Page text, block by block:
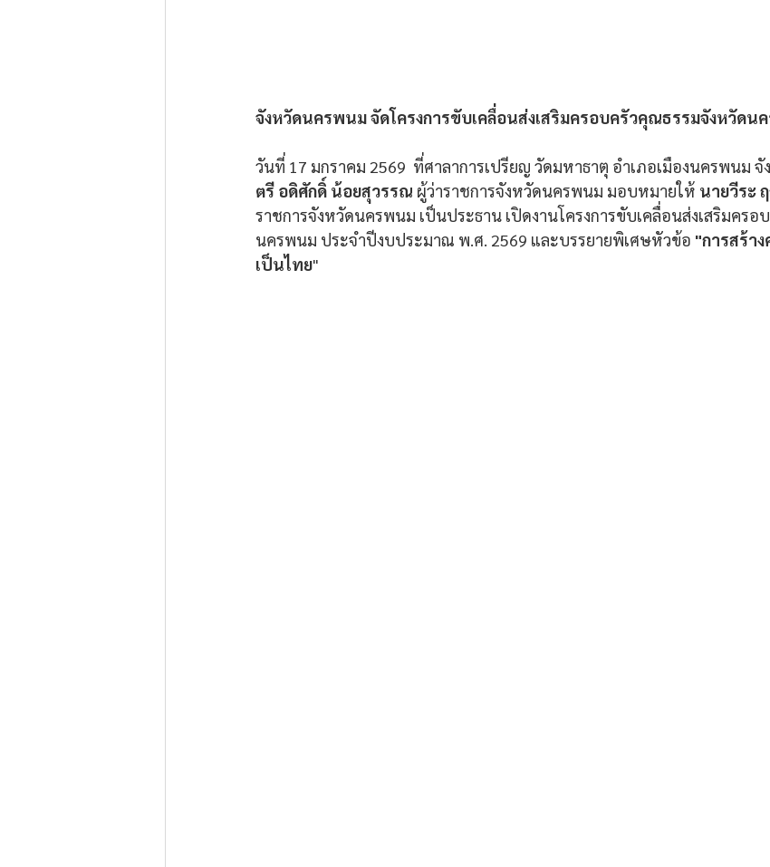
จังหวัดนครพนม จัดโครงการขับเคลื่อนส่งเสริมครอบครัวคุณธรรมจังหวัดน
วันที่ 17 มกราคม 2569  ที่ศาลาการเปรียญ วัดมหาธาตุ อำเภอเมืองนครพนม
ตรี อดิศักดิ์ น้อยสุวรรณ ผู้ว่าราชการจังหวัดนครพนม มอบหมายให้ นายวีระ
ราชการจังหวัดนครพนม เป็นประธาน เปิดงานโครงการขับเคลื่อนส่งเสริมคร
นครพนม ประจำปีงบประมาณ พ.ศ. 2569 และบรรยายพิเศษหัวข้อ "การสร้า
เป็นไทย"